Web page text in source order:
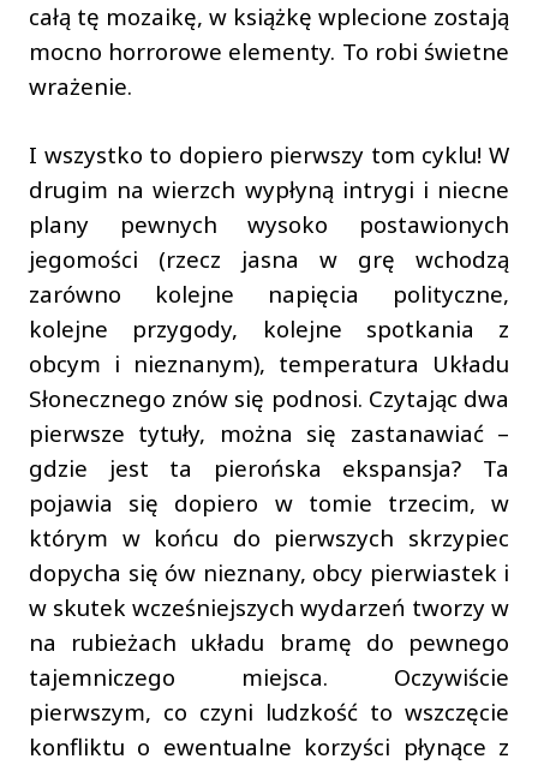
całą tę mozaikę, w książkę wplecione zostają
mocno horrorowe elementy. To robi świetne
wrażenie.
I wszystko to dopiero pierwszy tom cyklu! W
drugim na wierzch wypłyną intrygi i niecne
plany pewnych wysoko postawionych
jegomości (rzecz jasna w grę wchodzą
zarówno kolejne napięcia polityczne,
kolejne przygody, kolejne spotkania z
obcym i nieznanym), temperatura Układu
Słonecznego znów się podnosi. Czytając dwa
pierwsze tytuły, można się zastanawiać –
gdzie jest ta pierońska ekspansja? Ta
pojawia się dopiero w tomie trzecim, w
którym w końcu do pierwszych skrzypiec
dopycha się ów nieznany, obcy pierwiastek i
w skutek wcześniejszych wydarzeń tworzy w
na rubieżach układu bramę do pewnego
tajemniczego miejsca. Oczywiście
pierwszym, co czyni ludzkość to wszczęcie
konfliktu o ewentualne korzyści płynące z